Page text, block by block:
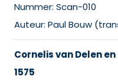
Nummer: Scan-010
Auteur: Paul Bouw
Cornelis van Delen
1575